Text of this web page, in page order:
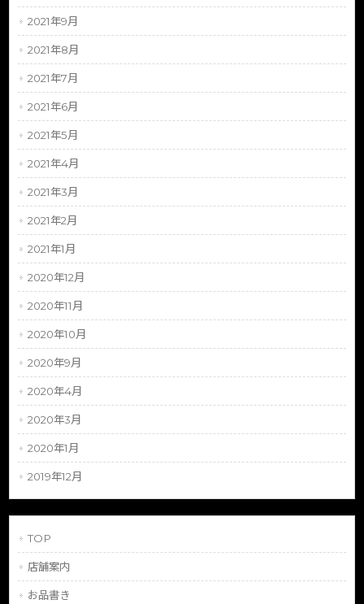
2021年9月
2021年8月
2021年7月
2021年6月
2021年5月
2021年4月
2021年3月
2021年2月
2021年1月
2020年12月
2020年11月
2020年10月
2020年9月
2020年4月
2020年3月
2020年1月
2019年12月
TOP
店舗案内
お品書き